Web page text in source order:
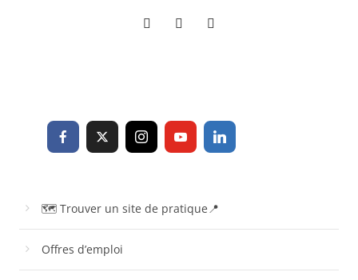
🗺 Trouver un site de pratique📍
Offres d’emploi